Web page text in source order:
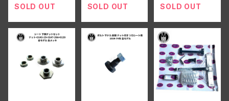
キ
SOLD OUT
リー 全モデル
SOLD OUT
ン 全モデル
SOLD OUT